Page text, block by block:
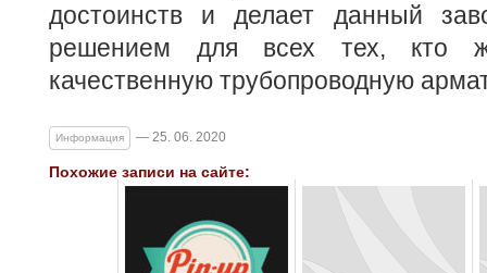
достоинств и делает данный
решением для всех тех, кто
качественную трубопроводную
Информация — 25. 06. 2020
Похожие записи на сайте: